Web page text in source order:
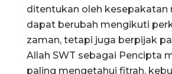
ditentukan oleh kesepakatan
dapat berubah mengikuti
zaman, tetapi juga berpijak
Allah SWT sebagai Pencipta
paling mengetahui fitrah,